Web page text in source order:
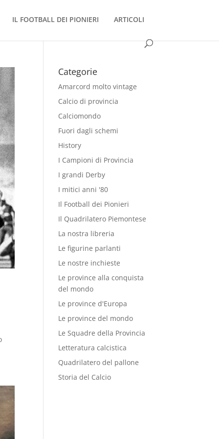
IL FOOTBALL DEI PIONIERI ARTICOLI
Categorie
Amarcord molto vintage
Calcio di provincia
Calciomondo
Fuori dagli schemi
History
I Campioni di Provincia
I grandi Derby
I mitici anni '80
Il Football dei Pionieri
Il Quadrilatero Piemontese
La nostra libreria
Le figurine parlanti
Le nostre inchieste
Le province alla conquista
del mondo
Le province d'Europa
Le province del mondo
Le Squadre della Provincia
Letteratura calcistica
Quadrilatero del pallone
Storia del Calcio